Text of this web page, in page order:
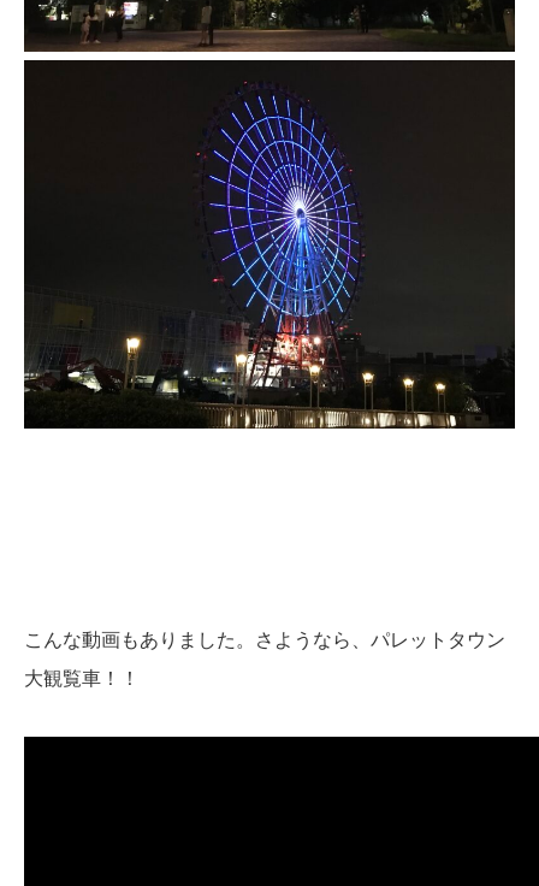
こんな動画もありました。さようなら、パレットタウン
大観覧車！！